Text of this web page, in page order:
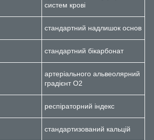
систем крові
стандартний надлишок основ
стандартний бікарбонат
артеріального альвеолярний
градієнт O2
респіраторний індекс
стандартизований кальцій